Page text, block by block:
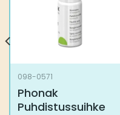
098-0571
Phonak
Puhdistussuihke